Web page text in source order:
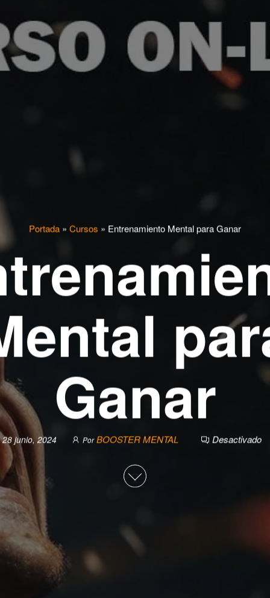
Portada » Cursos » Entrenamiento Mental para Ganar
Ganar
28 junio, 2024 Por BOOSTER MENTAL Desactivado